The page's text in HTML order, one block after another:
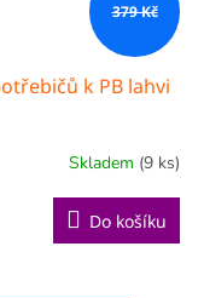
379 Kč
k PB lahvi
Skladem (9 ks)
Do košíku